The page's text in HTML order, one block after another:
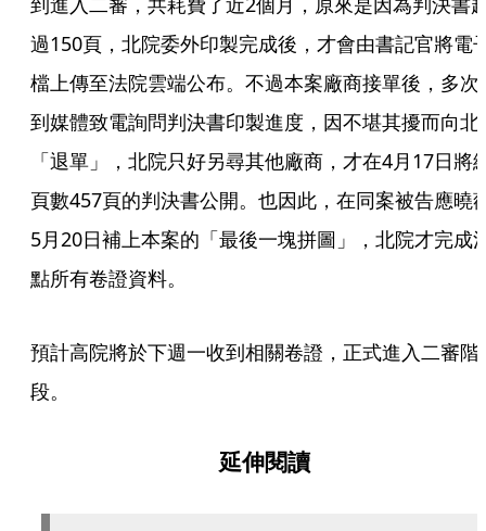
過150頁，北院委外印製完成後，才會由書記官將電
檔上傳至法院雲端公布。不過本案廠商接單後，多次
到媒體致電詢問判決書印製進度，因不堪其擾而向北
「退單」，北院只好另尋其他廠商，才在4月17日將
頁數457頁的判決書公開。也因此，在同案被告應曉
5月20日補上本案的「最後一塊拼圖」，北院才完成
點所有卷證資料。
預計高院將於下週一收到相關卷證，正式進入二審階
段。
延伸閱讀